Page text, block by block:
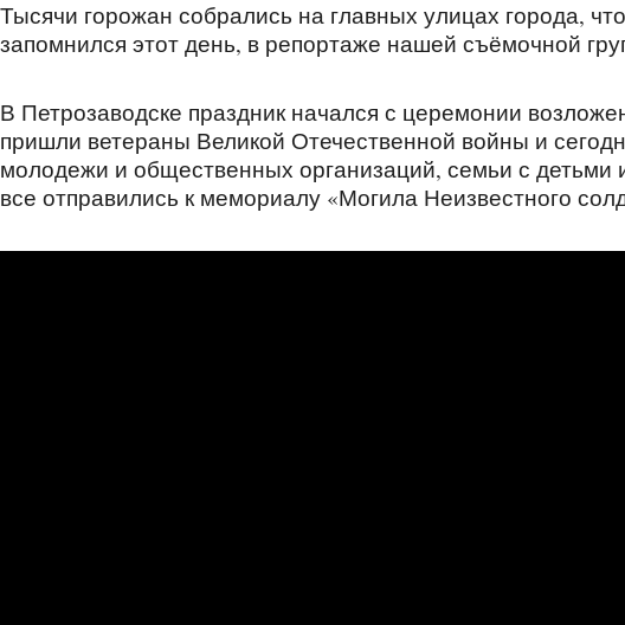
Тысячи горожан собрались на главных улицах города,
запомнился этот день, в репортаже нашей съёмочной
В Петрозаводске праздник начался с церемонии
пришли ветераны Великой Отечественной войны и
молодежи и общественных организаций, семьи с детьми
все отправились к мемориалу «Могила Неизвестного